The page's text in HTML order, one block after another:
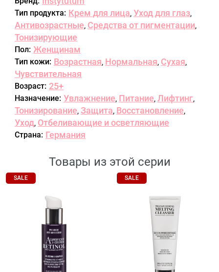
Тип продукта: Крем для лица, Уход для глаз,
Антивозрастные, Средства от пигментации,
Тонизирующие
Пол: Женщинам
Тип кожи: Возрастная, Нормальная, Сухая,
Чувствительная
Возраст: 25+
Назначение: Увлажнение, Питание, Лифтинг,
Тонизирование, Защита, Восстановление,
Уход, Отбеливающие и осветляющие
Страна: Германия
Товары из этой серии
SALE SALE